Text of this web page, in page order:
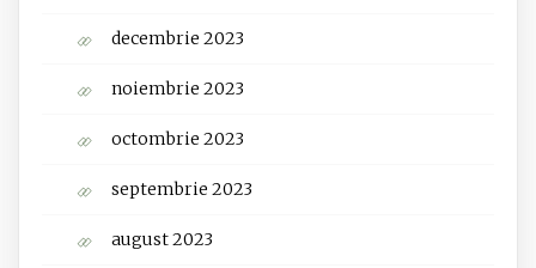
decembrie 2023
noiembrie 2023
octombrie 2023
septembrie 2023
august 2023